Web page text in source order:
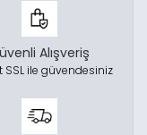
Alışveriş
SSL ile güvendesiniz